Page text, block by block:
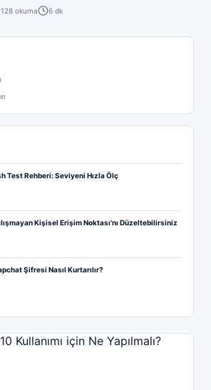
128 okuma 6 dk
Test Rehberi: Seviyeni Hızla Ölç
Kişisel Erişim Noktası'nı Düzeltebilirsiniz
Şifresi Nasıl Kurtarılır?